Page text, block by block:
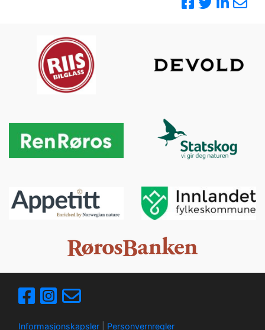
Informasjonskapsler Personvernregler